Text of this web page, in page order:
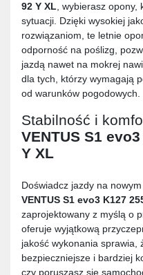
92 Y XL, wybierasz opony,
sytuacji. Dzięki wysokiej
rozwiązaniom, te letnie
odporność na poślizg,
jazdą nawet na mokrej
dla tych, którzy wymagają
od warunków pogodowych.
Stabilność i
VENTUS S1
Y XL
Doświadcz jazdy na
VENTUS S1 evo3 K127
zaprojektowany z myślą o
oferuje wyjątkową
jakość wykonania sprawia,
bezpieczniejsze i bardziej
czy poruszasz się